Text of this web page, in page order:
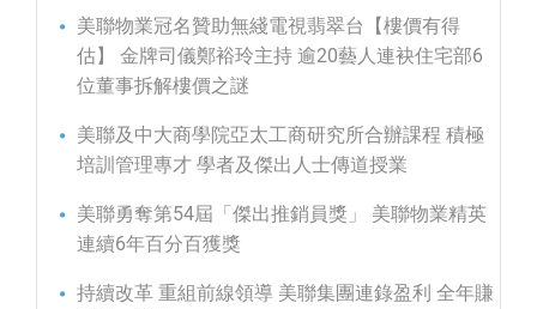
美聯物業冠名贊助無綫電視翡翠台【樓價有得
估】 金牌司儀鄭裕玲主持 逾20藝人連袂住宅部6
位董事拆解樓價之謎
美聯及中大商學院亞太工商研究所合辦課程 積極
培訓管理專才 學者及傑出人士傳道授業
美聯勇奪第54屆「傑出推銷員獎」 美聯物業精英
連續6年百分百獲獎
持續改革 重組前線領導 美聯集團連錄盈利 全年賺